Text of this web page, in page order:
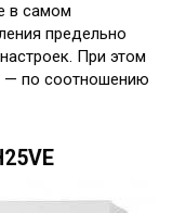
в самом
предельно
При этом
— по соотношению